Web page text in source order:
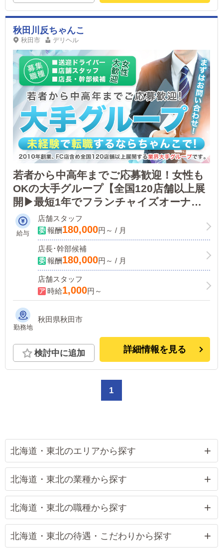
秋田川反ちゃんこ
秋田市 デリヘル
若者から中高年までご応募歓迎！女性も
OKの大手グループ【全国120店舗以上展
開▶最短1年でフランチャイズオーナー
に!】ノウハウがあるので未経験のサポ
ート体制も万全！
給与
店舗スタッフ
報酬180,000円～ / 月
店長･幹部候補
報酬180,000円～ / 月
店舗スタッフ
時給1,000円～
勤務地
秋田県秋田市
検討中に追加 詳細情報を見る
1
北海道・東北のエリアから探す
北海道・東北の業種から探す
北海道・東北の職種から探す
北海道・東北の待遇・こだわりから探す